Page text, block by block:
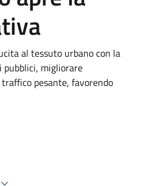
al tessuto urbano con la
pubblici, migliorare
pesante, favorendo